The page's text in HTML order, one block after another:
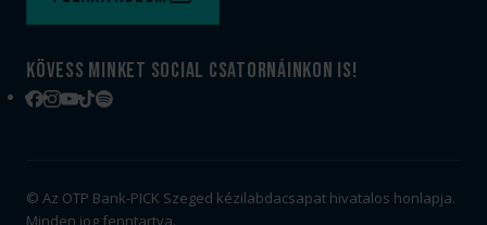
Felhasználási feltételek
Kapcsolat
Kövess minket social csatornáinkon is!
Facebook
Instagram
YouTube
TikTokSpotify
© Az OTP Bank-PICK Szeged kézilabdacsapat hivatalos honlapja.
Minden jog fenntartva.